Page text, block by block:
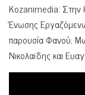
Kozanimedia: Στην
Ένωσης
παρουσία Φανού,
Νικολαϊδης και